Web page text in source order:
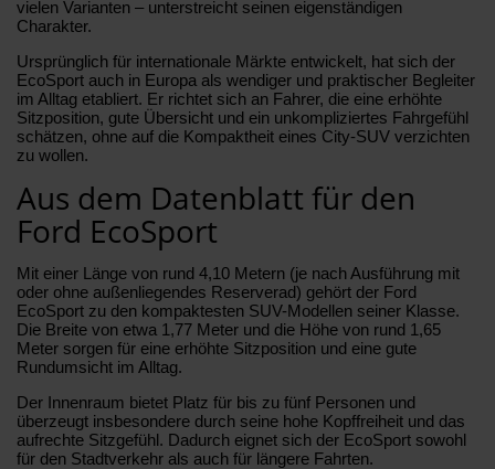
vielen Varianten – unterstreicht seinen eigenständigen
Charakter.
Ursprünglich für internationale Märkte entwickelt, hat sich der
EcoSport auch in Europa als wendiger und praktischer Begleiter
im Alltag etabliert. Er richtet sich an Fahrer, die eine erhöhte
Sitzposition, gute Übersicht und ein unkompliziertes Fahrgefühl
schätzen, ohne auf die Kompaktheit eines City-SUV verzichten
zu wollen.
Aus dem Datenblatt für den
Ford EcoSport
Mit einer Länge von rund 4,10 Metern (je nach Ausführung mit
oder ohne außenliegendes Reserverad) gehört der Ford
EcoSport zu den kompaktesten SUV-Modellen seiner Klasse.
Die Breite von etwa 1,77 Meter und die Höhe von rund 1,65
Meter sorgen für eine erhöhte Sitzposition und eine gute
Rundumsicht im Alltag.
Der Innenraum bietet Platz für bis zu fünf Personen und
überzeugt insbesondere durch seine hohe Kopffreiheit und das
aufrechte Sitzgefühl. Dadurch eignet sich der EcoSport sowohl
für den Stadtverkehr als auch für längere Fahrten.